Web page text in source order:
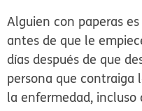
Alguien con paperas
antes de que le
días después de que
persona que
la enfermedad,